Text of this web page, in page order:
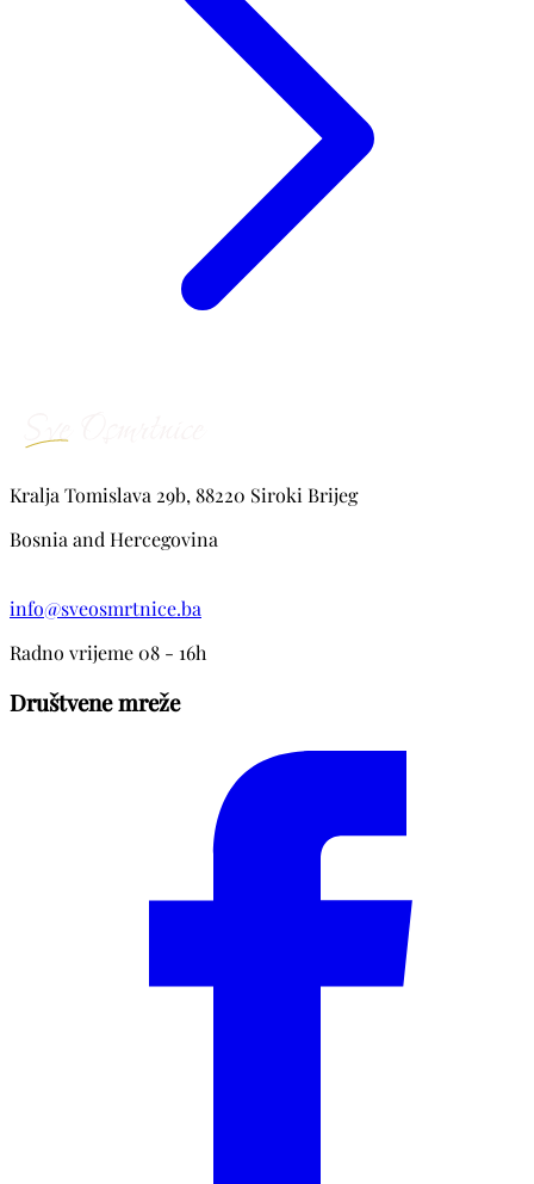
Kralja Tomislava 29b, 88220 Siroki Brijeg
Bosnia and Hercegovina
info@sveosmrtnice.ba
Radno vrijeme 08 - 16h
Društvene mreže